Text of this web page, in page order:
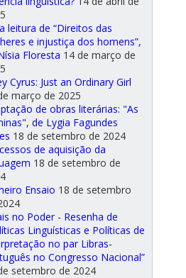
leitura de “Direitos das
e injustiça dos homens”,
Floresta 14 de março de
Cyrus: Just an Ordinary Girl
março de 2025
de obras literárias: "As
de Lygia Fagundes
18 de setembro de 2024
de aquisição da
18 de setembro de
Ensaio 18 de setembro
no Poder - Resenha de
Linguísticas e Políticas de
no par Libras-
no Congresso Nacional”
setembro de 2024